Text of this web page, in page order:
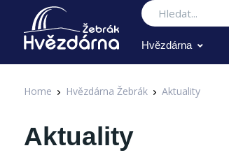
Hledat
Hvězdárna
Home Hvězdárna Žebrák Aktuality
Aktuality